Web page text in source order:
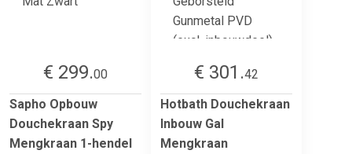
€ 299.00
Sapho Opbouw
Douchekraan Spy
Mengkraan 1-hendel
€ 301.42
Hotbath Douchekraan
Inbouw Gal
Mengkraan